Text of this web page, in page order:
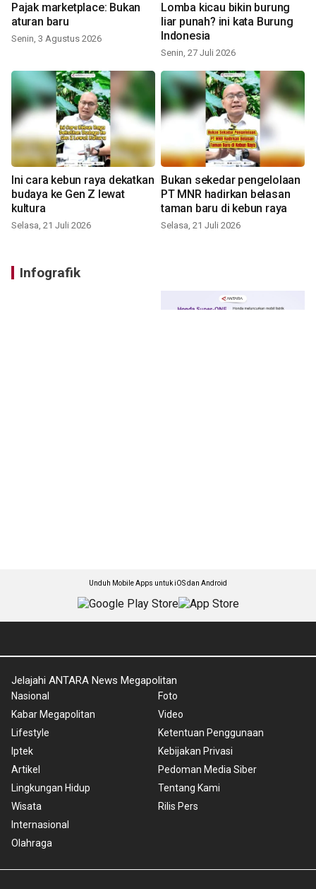
Pajak marketplace: Bukan
aturan baru
Senin, 3 Agustus 2026
Lomba kicau bikin burung
liar punah? ini kata Burung
Indonesia
Senin, 27 Juli 2026
Ini cara kebun raya dekatkan
budaya ke Gen Z lewat
kultura
Selasa, 21 Juli 2026
Bukan sekedar pengelolaan
PT MNR hadirkan belasan
taman baru di kebun raya
Selasa, 21 Juli 2026
Infografik
Unduh Mobile Apps untuk iOS dan Android
Jelajahi ANTARA News Megapolitan
Nasional
Kabar Megapolitan
Lifestyle
Iptek
Artikel
Lingkungan Hidup
Wisata
Internasional
Olahraga
Foto
Video
Ketentuan Penggunaan
Kebijakan Privasi
Pedoman Media Siber
Tentang Kami
Rilis Pers